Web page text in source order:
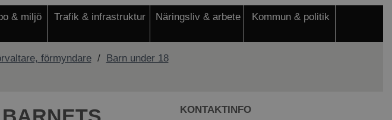
& miljö Trafik & infrastruktur Näringsliv & arbete Kommun & politik
förmyndare /
Barn under 18
KONTAKTINFO